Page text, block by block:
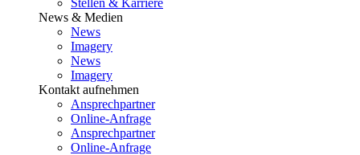
News & Medien
News
Imagery
News
Imagery
Kontakt aufnehmen
Ansprechpartner
Online-Anfrage
Ansprechpartner
Online-Anfrage